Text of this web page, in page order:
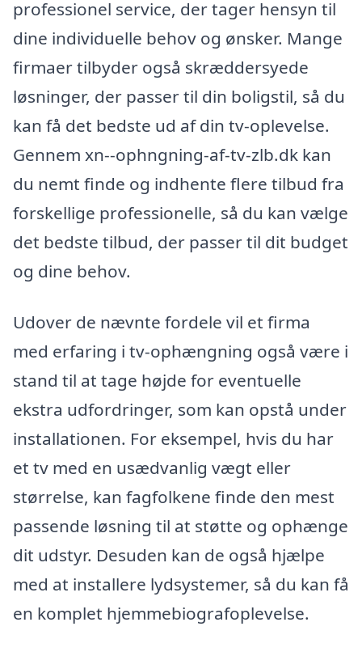
professionel service, der tager hensyn til
dine individuelle behov og ønsker. Mange
firmaer tilbyder også skræddersyede
løsninger, der passer til din boligstil, så du
kan få det bedste ud af din tv-oplevelse.
Gennem xn--ophngning-af-tv-zlb.dk kan
du nemt finde og indhente flere tilbud fra
forskellige professionelle, så du kan vælge
det bedste tilbud, der passer til dit budget
og dine behov.
Udover de nævnte fordele vil et firma
med erfaring i tv-ophængning også være i
stand til at tage højde for eventuelle
ekstra udfordringer, som kan opstå under
installationen. For eksempel, hvis du har
et tv med en usædvanlig vægt eller
størrelse, kan fagfolkene finde den mest
passende løsning til at støtte og ophænge
dit udstyr. Desuden kan de også hjælpe
med at installere lydsystemer, så du kan få
en komplet hjemmebiografoplevelse.